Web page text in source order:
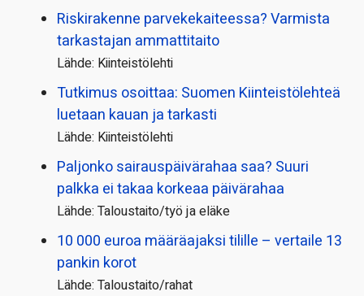
Riskirakenne parvekekaiteessa? Varmista
tarkastajan ammattitaito
Lähde: Kiinteistölehti
Tutkimus osoittaa: Suomen Kiinteistölehteä
luetaan kauan ja tarkasti
Lähde: Kiinteistölehti
Paljonko sairauspäivä­rahaa saa? Suuri
palkka ei takaa korkeaa päivärahaa
Lähde: Taloustaito/työ ja eläke
10 000 euroa määräajaksi tilille – vertaile 13
pankin korot
Lähde: Taloustaito/rahat